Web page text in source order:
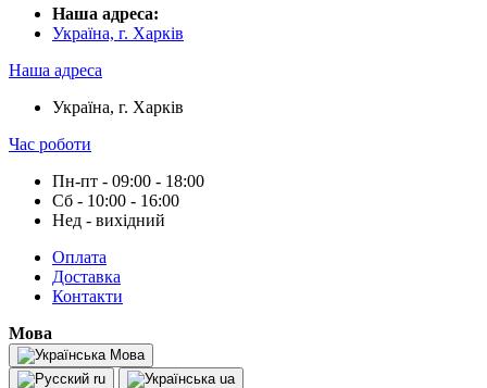
Наша адреса:
Україна, г. Харків
Наша адреса
Україна, г. Харків
Час роботи
Пн-пт - 09:00 - 18:00
Сб - 10:00 - 16:00
Нед - вихідний
Оплата
Доставка
Контакти
Мова
Мова
ru
ua